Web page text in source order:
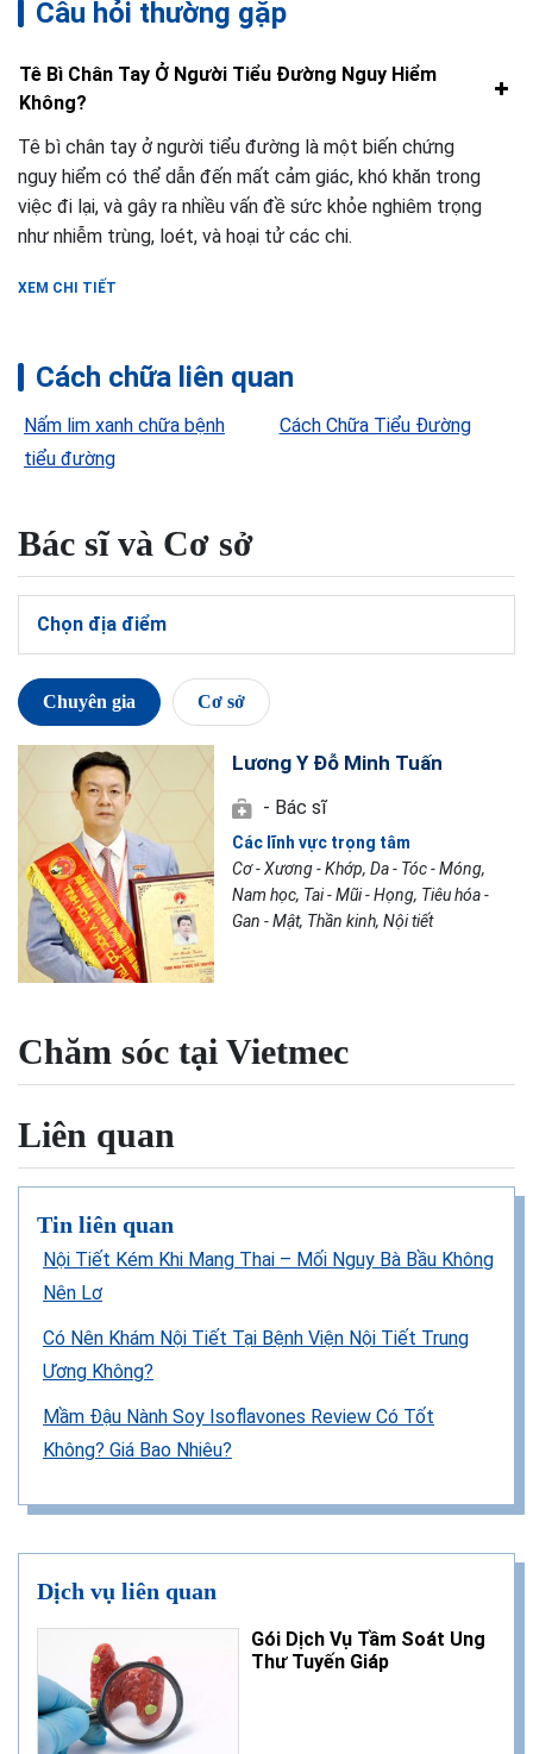
Câu hỏi thường gặp
Tê Bì Chân Tay Ở Người Tiểu Đường Nguy Hiểm
Không?
Tê bì chân tay ở người tiểu đường là một biến chứng
nguy hiểm có thể dẫn đến mất cảm giác, khó khăn trong
việc đi lại, và gây ra nhiều vấn đề sức khỏe nghiêm trọng
như nhiễm trùng, loét, và hoại tử các chi.
XEM CHI TIẾT
Cách chữa liên quan
Nấm lim xanh chữa bệnh
tiểu đường
Cách Chữa Tiểu Đường
Bác sĩ và Cơ sở
Chọn địa điểm
Chuyên gia Cơ sở
Lương Y Đỗ Minh Tuấn
- Bác sĩ
Các lĩnh vực trọng tâm
Cơ - Xương - Khớp, Da - Tóc - Móng,
Nam học, Tai - Mũi - Họng, Tiêu hóa -
Gan - Mật, Thần kinh, Nội tiết
Chăm sóc tại Vietmec
Liên quan
Tin liên quan
Nội Tiết Kém Khi Mang Thai – Mối Nguy Bà Bầu Không
Nên Lơ
Có Nên Khám Nội Tiết Tại Bệnh Viện Nội Tiết Trung
Ương Không?
Mầm Đậu Nành Soy Isoflavones Review Có Tốt
Không? Giá Bao Nhiêu?
Dịch vụ liên quan
Gói Dịch Vụ Tầm Soát Ung
Thư Tuyến Giáp